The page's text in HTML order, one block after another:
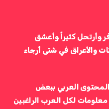
وأرتحل كثيراً وأعشق
والأعراق في شتى أرجاء
المحتوى العربي ببعض
لكل العرب الراغبين